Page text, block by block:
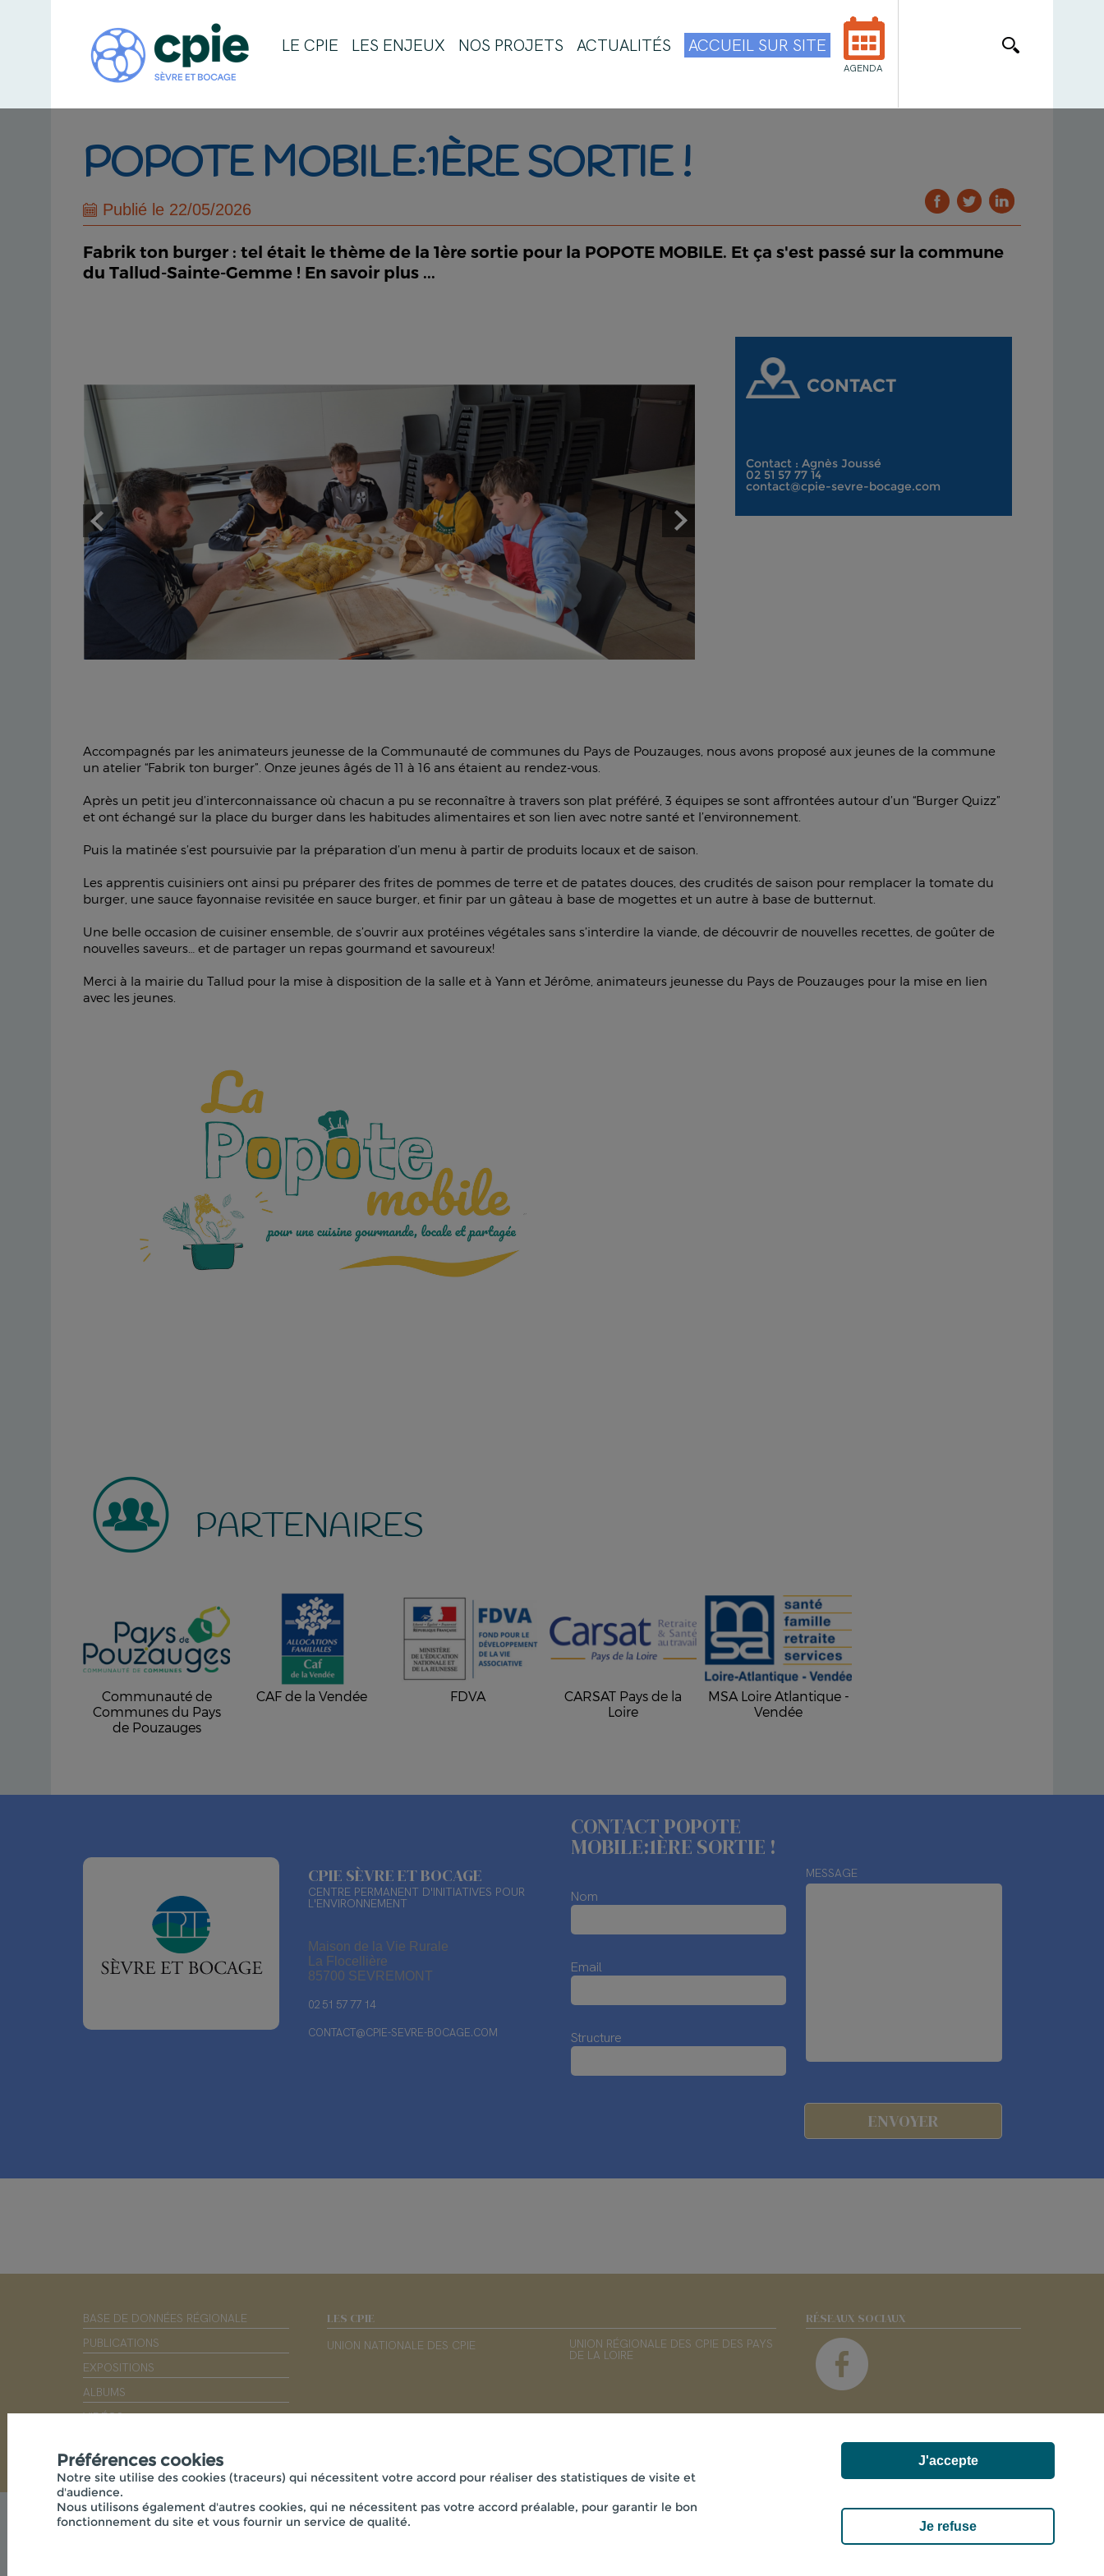
LE CPIE LES ENJEUX NOS PROJETS ACTUALITÉS ACCUEIL SUR SITE
AGENDA
POPOTE MOBILE:1ÈRE SORTIE !
Publié le 22/05/2026
Fabrik ton burger : tel était le thème de la 1ère sortie pour la POPOTE MOBILE. Et ça s'est passé sur la commune
du Tallud-Sainte-Gemme ! En savoir plus ...
CONTACT
Contact : Agnès Joussé
02 51 57 77 14
contact@cpie-sevre-bocage.com
Accompagnés par les animateurs jeunesse de la Communauté de communes du Pays de Pouzauges, nous avons proposé aux jeunes de la commune
un atelier “Fabrik ton burger”. Onze jeunes âgés de 11 à 16 ans étaient au rendez-vous.
Après un petit jeu d’interconnaissance où chacun a pu se reconnaître à travers son plat préféré, 3 équipes se sont affrontées autour d’un “Burger Quizz”
et ont échangé sur la place du burger dans les habitudes alimentaires et son lien avec notre santé et l’environnement.
Puis la matinée s’est poursuivie par la préparation d’un menu à partir de produits locaux et de saison.
Les apprentis cuisiniers ont ainsi pu préparer des frites de pommes de terre et de patates douces, des crudités de saison pour remplacer la tomate du
burger, une sauce fayonnaise revisitée en sauce burger, et finir par un gâteau à base de mogettes et un autre à base de butternut.
Une belle occasion de cuisiner ensemble, de s’ouvrir aux protéines végétales sans s’interdire la viande, de découvrir de nouvelles recettes, de goûter de
nouvelles saveurs… et de partager un repas gourmand et savoureux!
Merci à la mairie du Tallud pour la mise à disposition de la salle et à Yann et Jérôme, animateurs jeunesse du Pays de Pouzauges pour la mise en lien
avec les jeunes.
PARTENAIRES
Communauté de
Communes du Pays
de Pouzauges
CAF de la Vendée FDVA
CARSAT Pays de la
Loire
MSA Loire Atlantique -
Vendée
CPIE SÈVRE ET BOCAGE
CENTRE PERMANENT D'INITIATIVES POUR
L'ENVIRONNEMENT
Maison de la Vie Rurale
La Flocellière
85700 SEVREMONT
02 51 57 77 14
CONTACT@CPIE-SEVRE-BOCAGE.COM
CONTACT POPOTE
MOBILE:1ÈRE SORTIE !
Nom
Email
Structure
MESSAGE
BASE DE DONNÉES RÉGIONALE
PUBLICATIONS
EXPOSITIONS
ALBUMS
VIDÉOS
LES CPIE
UNION NATIONALE DES CPIE UNION RÉGIONALE DES CPIE DES PAYS
DE LA LOIRE
RÉSEAUX SOCIAUX
© 2026 - CPIE SÈVRE ET BOCAGE - MAISON DE LA VIE RURALE LA FLOCELLIÈRE , 85700 SEVREMONT
Préférences cookies
Notre site utilise des cookies (traceurs) qui nécessitent votre accord pour réaliser des statistiques de visite et
d'audience.
Nous utilisons également d'autres cookies, qui ne nécessitent pas votre accord préalable, pour garantir le bon
fonctionnement du site et vous fournir un service de qualité.
Je refuse
J'accepte